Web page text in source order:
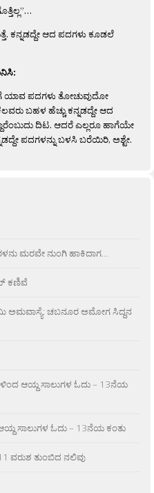
ಕನ್ನಡದ್ದೇ ಆದ ಪದಗಳು ಕೂಡಲೆ
ಯಾವ ಪದಗಳು ತೋಚುವುದೋ
ಬಹಳ ಹೆಚ್ಚು ಕನ್ನಡದ್ದೇ ಆದ
ದಿಟ. ಆದರೆ ಎಲ್ಲರೂ ಹಾಗೆಯೇ
ಪದಗಳನ್ನು ಬಳಸಿ ಬರೆಯಿರಿ, ಅಶ್ಟೇ.
ಮರವೇ ನುಂಗಿ ಹಾಕಿದಾಗ…
ಕಣಿವೆ
ಅಮವಾಸ್ಯೆ: ಚಬನೂರ ಅಮೋಗ ಸಿದ್ದನ
ಆಯ್ದ ಸಾಲುಗಳ ಓದು – 13ನೆಯ
ಸಾಲುಗಳ ಓದು – 13ನೆಯ ಕಂತು
ವರುಶ ತುಂಬಿದ ನಲಿವು